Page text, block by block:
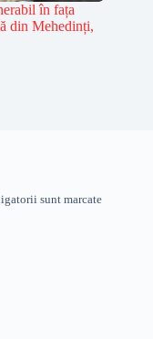
în fața
din Mehedinți,
sunt marcate